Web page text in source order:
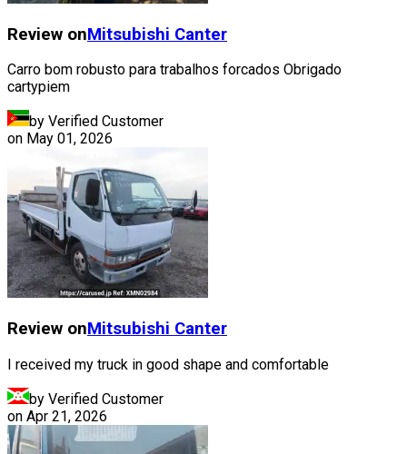
Review onMitsubishi Canter
Carro bom robusto para trabalhos forcados Obrigado
cartypiem
by Verified Customer
on May 01, 2026
Review onMitsubishi Canter
I received my truck in good shape and comfortable
by Verified Customer
on Apr 21, 2026